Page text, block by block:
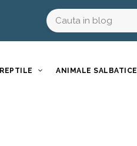
REPTILE ANIMALE SALBATICE